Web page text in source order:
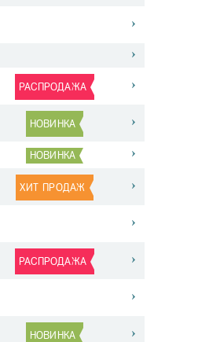
РАСПРОДАЖА
НОВИНКА
НОВИНКА
ХИТ ПРОДАЖ
РАСПРОДАЖА
НОВИНКА